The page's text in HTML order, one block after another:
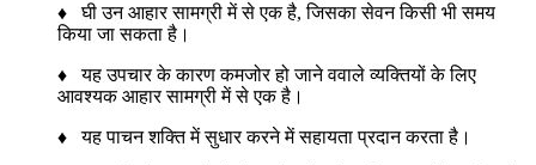
♦ घी उन आहार सामग्री में से एक है, जिसका सेवन किसी भी समय
किया जा सकता है।
♦ यह उपचार के कारण कमजोर हो जाने ववाले व्यक्तियों के लिए
आवश्यक आहार सामग्री में से एक है।
♦ यह पाचन शक्ति में सुधार करने में सहायता प्रदान करता है।